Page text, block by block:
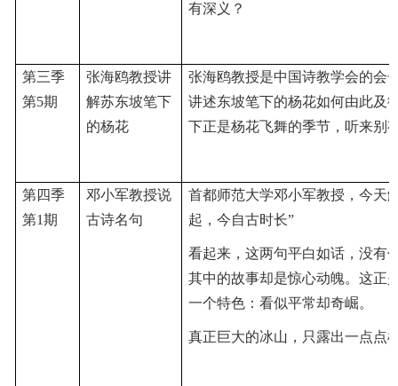
有深义？
第三季
第5期
张海鸥教授讲
解苏东坡笔下
的杨花
张海鸥教授是中国诗教学会的会
讲述东坡笔下的杨花如何由此及
下正是杨花飞舞的季节，听来别
第四季
第1期
邓小军教授说
古诗名句
首都师范大学邓小军教授，今天
起，今自古时长”
看起来，这两句平白如话，没有
其中的故事却是惊心动魄。这正
一个特色：看似平常却奇崛。
真正巨大的冰山，只露出一点点